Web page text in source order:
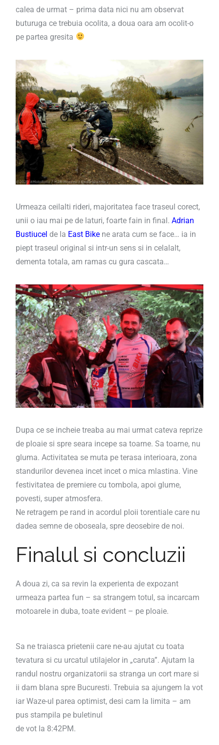
calea de urmat – prima data nici nu am observat
buturuga ce trebuia ocolita, a doua oara am ocolit-o
pe partea gresita
Urmeaza ceilalti rideri, majoritatea face traseul corect,
unii o iau mai pe de laturi, foarte fain in final.Adrian
Bustiucel de la East Bike ne arata cum se face… ia in
piept traseul original si intr-un sens si in celalalt,
dementa totala, am ramas cu gura cascata…
Dupa ce se incheie treaba au mai urmat cateva reprize
de ploaie si spre seara incepe sa toarne. Sa toarne, nu
gluma. Activitatea se muta pe terasa interioara, zona
standurilor devenea incet incet o mica mlastina. Vine
festivitatea de premiere cu tombola, apoi glume,
povesti, super atmosfera.
Ne retragem pe rand in acordul ploii torentiale care nu
dadea semne de oboseala, spre deosebire de noi.
Finalul si concluzii
A doua zi, ca sa revin la experienta de expozant
urmeaza partea fun – sa strangem totul, sa incarcam
motoarele in duba, toate evident – pe ploaie.
Sa ne traiasca prietenii care ne-au ajutat cu toata
tevatura si cu urcatul utilajelor in „caruta”. Ajutam la
randul nostru organizatorii sa stranga un cort mare si
ii dam blana spre Bucuresti. Trebuia sa ajungem la vot
iar Waze-ul parea optimist, desi cam la limita – am
pus stampila pe buletinul
de vot la 8:42PM.